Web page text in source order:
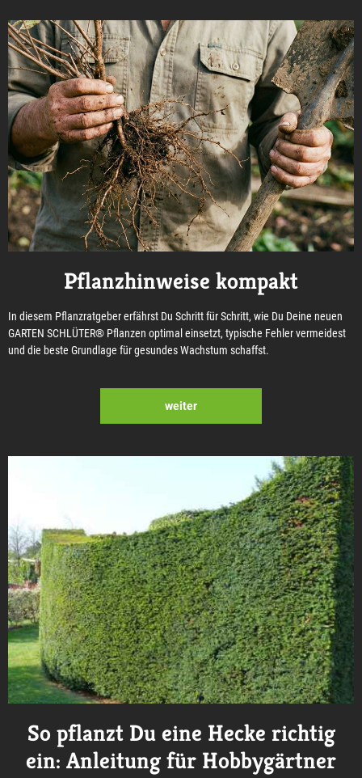
Pflanzhinweise kompakt
In diesem Pflanzratgeber erfährst Du Schritt für Schritt, wie Du Deine neuen
GARTEN SCHLÜTER® Pflanzen optimal einsetzt, typische Fehler vermeidest
und die beste Grundlage für gesundes Wachstum schaffst.
weiter
So pflanzt Du eine Hecke richtig
ein: Anleitung für Hobbygärtner